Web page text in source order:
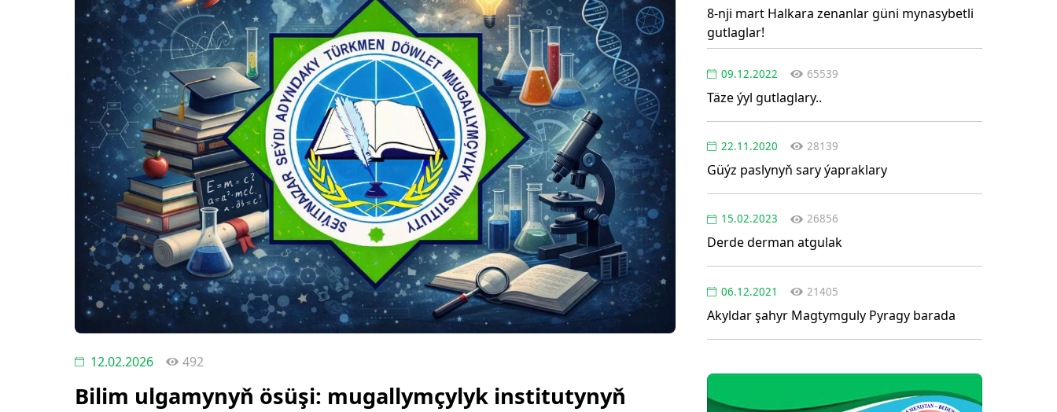
12.02.2026 492
Bilim ulgamynyň ösüşi: mugallymçylyk institutynyň
8-nji mart Halkara zenanlar güni mynasybetli
gutlaglar!
09.12.2022 65539
Täze ýyl gutlaglary..
22.11.2020 28139
Güýz paslynyň sary ýapraklary
15.02.2023 26856
Derde derman atgulak
06.12.2021 21405
Akyldar şahyr Magtymguly Pyragy barada